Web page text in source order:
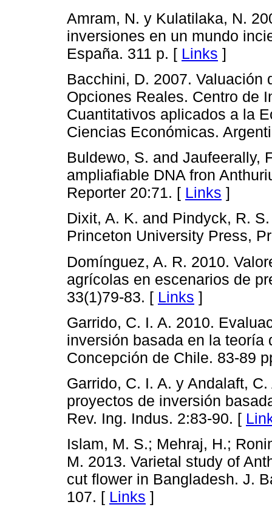
Amram, N. y Kulatilaka, N.
inversiones en un mundo
España. 311 p. [ Links ]
Bacchini, D. 2007. Valuación
Opciones Reales. Centro de
Cuantitativos aplicados a la
Ciencias Económicas.
Buldewo, S. and Jaufeerally,
ampliafiable DNA fron
Reporter 20:71. [ Links ]
Dixit, A. K. and Pindyck, R.
Princeton University Press,
Domínguez, A. R. 2010.
agrícolas en escenarios de
33(1)79-83. [ Links ]
Garrido, C. I. A. 2010.
inversión basada en la teoría
Concepción de Chile. 83-89
Garrido, C. I. A. y Andalaft,
proyectos de inversión
Rev. Ing. Indus. 2:83-90. [
Islam, M. S.; Mehraj, H.;
M. 2013. Varietal study of
cut flower in Bangladesh. J.
107. [ Links ]